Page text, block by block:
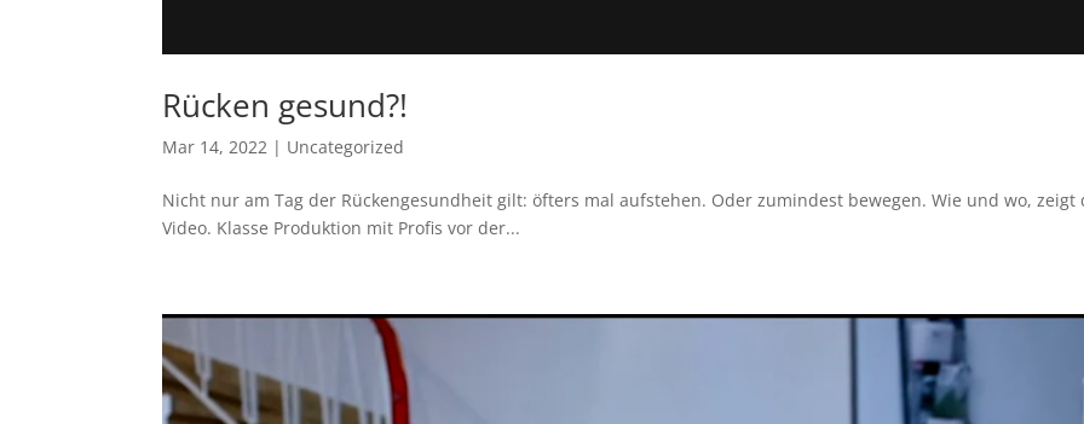
Rücken gesund?!
Mar 14, 2022 | Uncategorized
Nicht nur am Tag der Rückengesundheit gilt: öfters mal aufstehen. Oder zumindest bewegen. Wie und wo, zeigt
Video. Klasse Produktion mit Profis vor der...